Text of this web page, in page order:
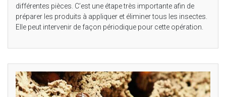
différentes pièces. C’est une étape très importante afin de
préparer les produits à appliquer et éliminer tous les insectes.
Elle peut intervenir de façon périodique pour cette opération.